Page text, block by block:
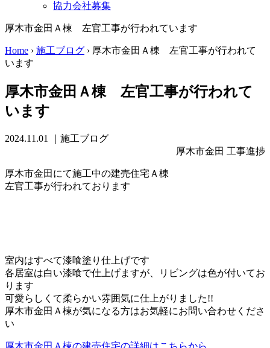
協力会社募集
厚木市金田Ａ棟 左官工事が行われています
Home › 施工ブログ › 厚木市金田Ａ棟 左官工事が行われて
います
厚木市金田Ａ棟 左官工事が行われて
います
2024.11.01
｜施工ブログ
厚木市金田 工事進捗
厚木市金田にて施工中の建売住宅Ａ棟
左官工事が行われております
室内はすべて漆喰塗り仕上げです
各居室は白い漆喰で仕上げますが、リビングは色が付いてお
ります
可愛らしくて柔らかい雰囲気に仕上がりました!!
厚木市金田Ａ棟が気になる方はお気軽にお問い合わせくださ
い
厚木市金田Ａ棟の建売住宅の詳細はこちらから